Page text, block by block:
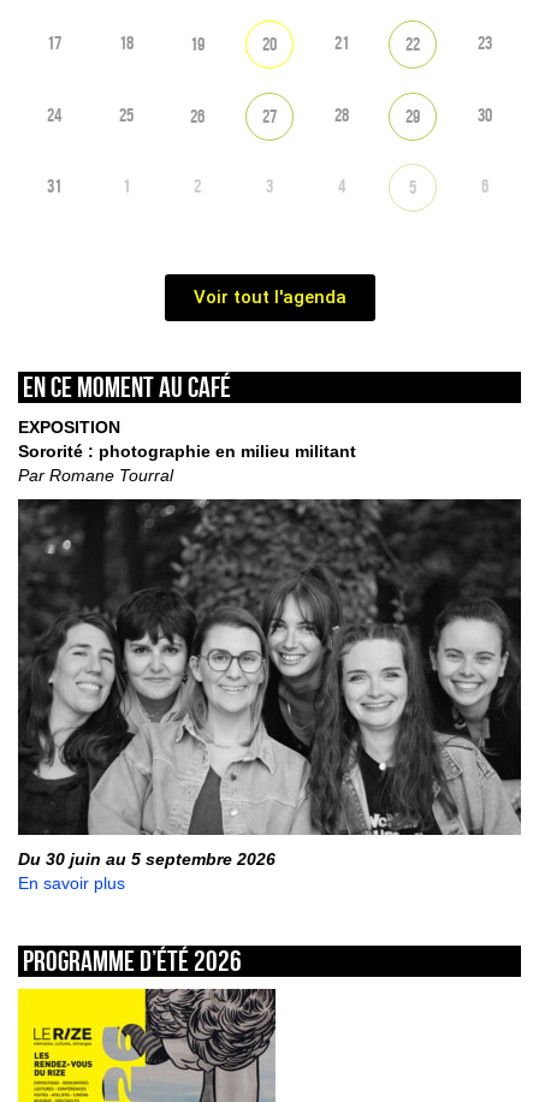
17 18 19 20 21 22 23
24 25 26 27 28 29 30
31 1 2 3 4 5 6
Voir tout l'agenda
En ce moment au café
EXPOSITION
Sororité : photographie en milieu militant
Par Romane Tourral
Du 30 juin au 5 septembre 2026
En savoir plus
Programme d’été 2026